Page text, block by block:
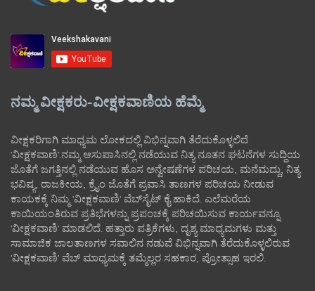
ನಮ್ಮ ವೀಕ್ಷಕರು-ವೀಕ್ಷಕವಾಣಿಯ ಹೆಮ್ಮೆ
ವೀಕ್ಷಕರಿಗಾಗಿ ಮಾಧ್ಯಮ ಲೋಕದಲ್ಲಿ ವಿಭಿನ್ನವಾಗಿ ತೆರೆದುಕೊಳ್ಳಲಿದೆ
'ವೀಕ್ಷಕವಾಣಿ'.ನಮ್ಮ ಆಸುಪಾಸಿನಲ್ಲಿ ನಡೆಯುವ ನಿತ್ಯ ನೂತನ ಘಟನೆಗಳ ಸುದ್ದಿಯ
ಜೊತೆಗೆ ಜಗತ್ತಿನಲ್ಲಿ ನಡೆಯುವ ಹೊಸ ಅನ್ವೇಷಣೆಗಳ ಪರಿಚಯ, ಮನೆಮದ್ದು, ನಿತ್ಯ
ಭವಿಷ್ಯ, ರಾಜಕೀಯ, ಕ್ರೈಂ ಜೊತೆಗೆ ಪ್ರವಾಸಿ ತಾಣಗಳ ಪರಿಚಯ ನೀಡುವ
ಕಾಯಕಕ್ಕೆ ನಿಮ್ಮ 'ವೀಕ್ಷಕವಾಣಿ' ವೆಬ್‌ಸೈಟ್‌ ಕೈ ಹಾಕಿದೆ. ಎಲೆಮರೆಯ
ಕಾಯಿಯಂತಿರುವ ಪ್ರತಿಭೆಗಳನ್ನು ಪ್ರಪಂಚಕ್ಕೆ ಪರಿಚಯಿಸುವ ಕಾರ್ಯವನ್ನೂ
'ವೀಕ್ಷಕವಾಣಿ' ಮಾಡಲಿದೆ. ಹತ್ತಾರು ಪತ್ರಿಕೆಗಳು, ದೃಶ್ಯ ಮಾಧ್ಯಮಗಳು ಮತ್ತು
ಸಾಮಾಜಿಕ ಜಾಲತಾಣಗಳ ಸವಾಲಿನ ನಡುವೆ ವಿಭಿನ್ನವಾಗಿ ತೆರೆದುಕೊಳ್ಳಲಿರುವ
'ವೀಕ್ಷಕವಾಣಿ' ವೆಬ್ ಮಾಧ್ಯಮಕ್ಕೆ ತಮ್ಮೆಲ್ಲರ ಸಹಕಾರ, ಪ್ರೋತ್ಸಾಹ ಇರಲಿ.